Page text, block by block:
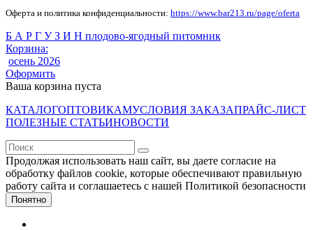
Оферта и политика конфиденциальности: https://www.bar213.ru/page/oferta
Б А Р Г У З И Н плодово-ягодный питомник
Корзина:
осень 2026
Оформить
Ваша корзина пуста
КАТАЛОГОПТОВИКАМУСЛОВИЯ ЗАКАЗАПРАЙС-ЛИСТ
ПОЛЕЗНЫЕ СТАТЬИНОВОСТИ
Продолжая использовать наш сайт, вы даете согласие на
обработку файлов cookie, которые обеспечивают правильную
работу сайта и соглашаетесь с нашей Политикой безопасности
Понятно